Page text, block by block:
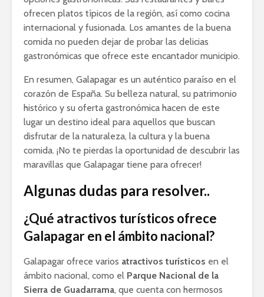
ofrecen platos típicos de la región, así como cocina
internacional y fusionada. Los amantes de la buena
comida no pueden dejar de probar las delicias
gastronómicas que ofrece este encantador municipio.
En resumen, Galapagar es un auténtico paraíso en el
corazón de España. Su belleza natural, su patrimonio
histórico y su oferta gastronómica hacen de este
lugar un destino ideal para aquellos que buscan
disfrutar de la naturaleza, la cultura y la buena
comida. ¡No te pierdas la oportunidad de descubrir las
maravillas que Galapagar tiene para ofrecer!
Algunas dudas para resolver..
¿Qué atractivos turísticos ofrece
Galapagar en el ámbito nacional?
Galapagar ofrece varios atractivos turísticos en el
ámbito nacional, como el Parque Nacional de la
Sierra de Guadarrama, que cuenta con hermosos